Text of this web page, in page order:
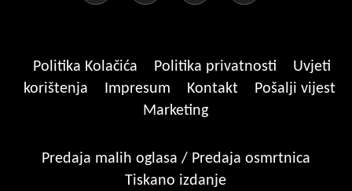
Politika Kolačića Politika privatnosti
Uvjeti
korištenja
Impresum Kontakt
Pošalji vijest
Marketing
Predaja malih oglasa / Predaja osmrtnica
Tiskano izdanje